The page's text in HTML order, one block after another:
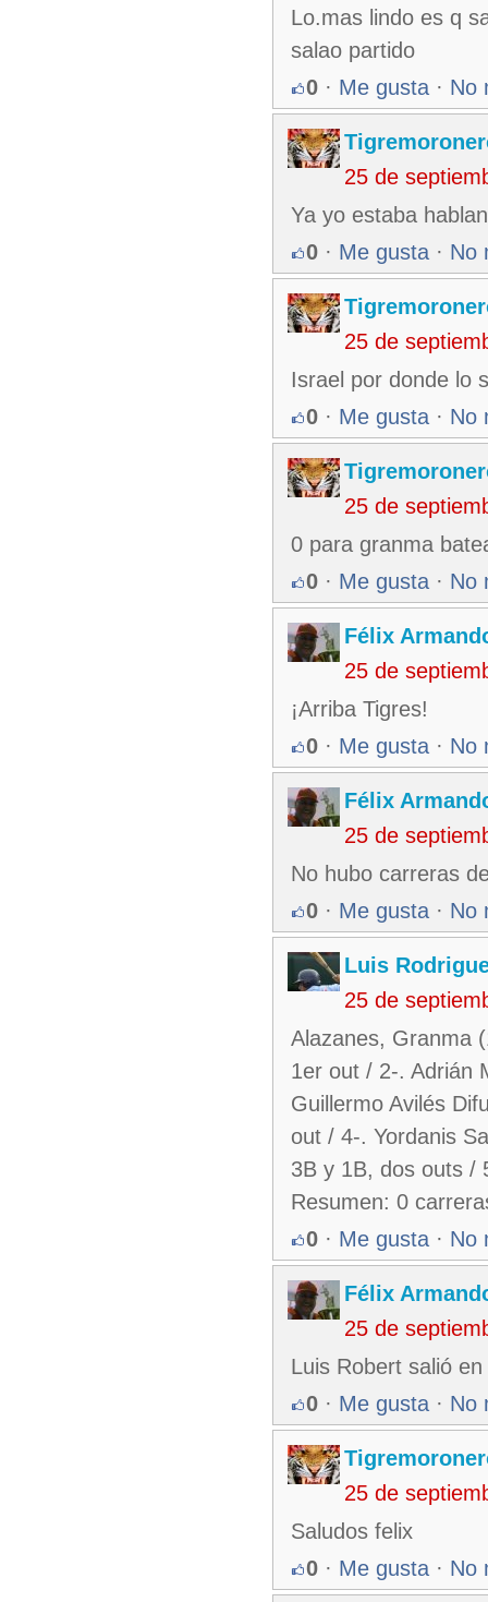
Lo.mas lindo es q
salao partido
0 · Me gusta · No
25 de
Ya yo estaba
0 · Me gusta · No
25 de
Israel por donde lo
0 · Me gusta · No
25 de
0 para granma
0 · Me gusta · No
Félix
25 de
¡Arriba Tigres!
0 · Me gusta · No
Félix
25 de
No hubo carreras
0 · Me gusta · No
Luis
25 de
Alazanes, Granma
1er out / 2-. Adrián
Guillermo Avilés
out / 4-. Yordanis
3B y 1B, dos outs /
Resumen: 0
0 · Me gusta · No
Félix
25 de
Luis Robert salió
0 · Me gusta · No
25 de
Saludos felix
0 · Me gusta · No